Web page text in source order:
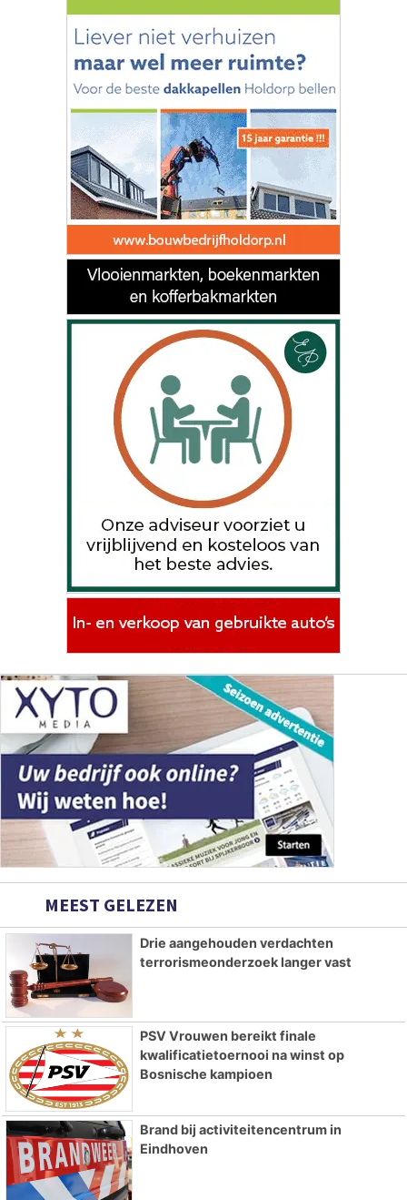
MEEST GELEZEN
Drie aangehouden verdachten
terrorismeonderzoek langer vast
PSV Vrouwen bereikt finale
kwalificatietoernooi na winst op
Bosnische kampioen
Brand bij activiteitencentrum in
Eindhoven